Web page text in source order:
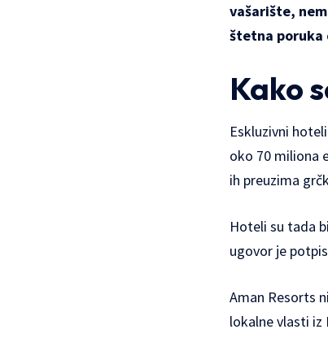
vašarište,
štetna poruka
Kako
Eskluzivni
oko 70 miliona
ih preuzima
Hoteli su tada
ugovor je
Aman Resorts
lokalne vlasti